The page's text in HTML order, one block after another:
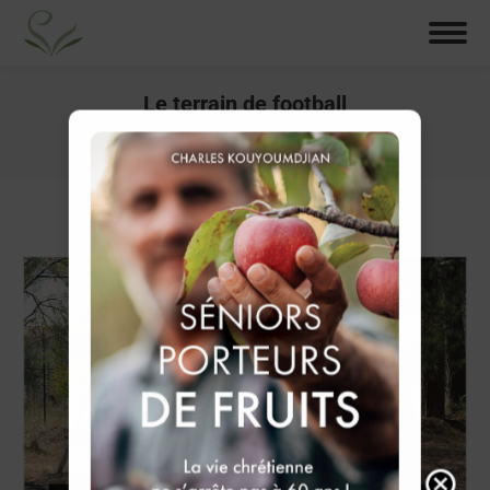
Le terrain de football
Vous êtes ici :
Accueil Le terrain de football